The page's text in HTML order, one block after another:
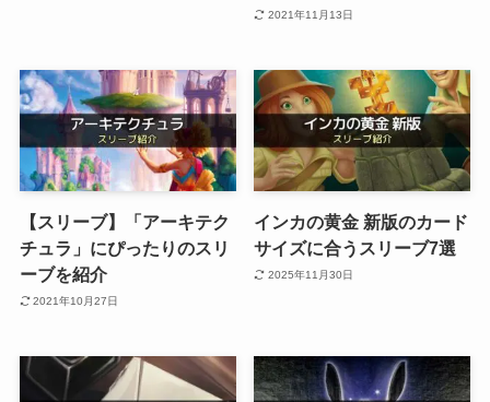
2021年11月13日
【スリーブ】「アーキテク
チュラ」にぴったりのスリ
ーブを紹介
2021年10月27日
インカの黄金 新版のカード
サイズに合うスリーブ7選
2025年11月30日